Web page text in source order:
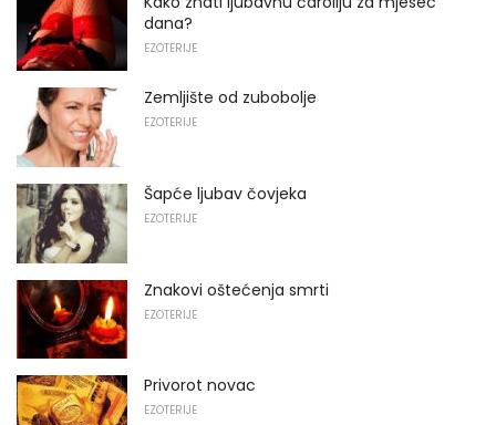
dana?
EZOTERIJE
Zemljište od zubobolje
EZOTERIJE
Šapće ljubav čovjeka
EZOTERIJE
Znakovi oštećenja smrti
EZOTERIJE
Privorot novac
EZOTERIJE